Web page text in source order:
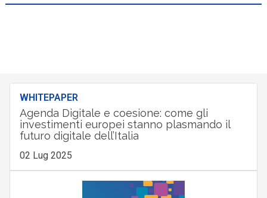
WHITEPAPER
Agenda Digitale e coesione: come gli
investimenti europei stanno plasmando il
futuro digitale dell’Italia
02 Lug 2025